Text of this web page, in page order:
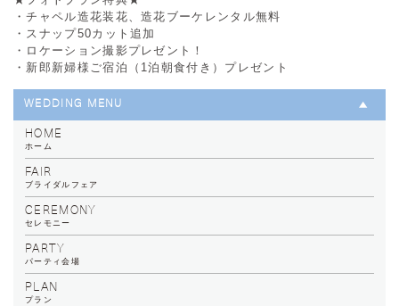
・チャペル造花装花、造花ブーケレンタル無料
・スナップ50カット追加
・ロケーション撮影プレゼント！
・新郎新婦様ご宿泊（1泊朝食付き）プレゼント
WEDDING MENU
HOME
ホーム
FAIR
ブライダルフェア
CEREMONY
セレモニー
PARTY
パーティ会場
PLAN
プラン